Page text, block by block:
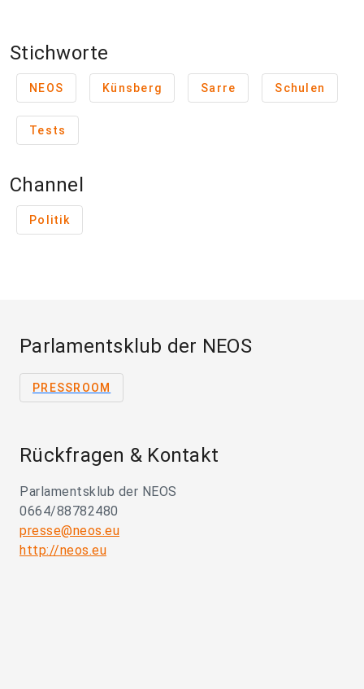
Stichworte
NEOS Künsberg Sarre Schulen
Tests
Channel
Politik
Parlamentsklub der NEOS
PRESSROOM
Rückfragen & Kontakt
Parlamentsklub der NEOS
0664/88782480
presse@neos.eu
http://neos.eu